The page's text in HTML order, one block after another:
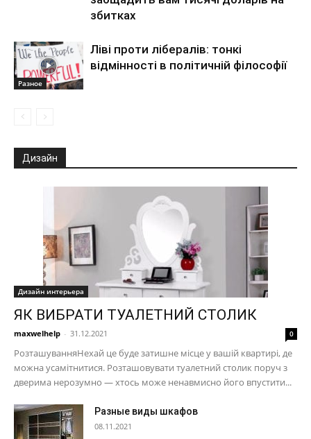
збитках
Разное
Ліві проти лібералів: тонкі
відмінності в політичній філософії
Дизайн
Дизайн интерьера
ЯК ВИБРАТИ ТУАЛЕТНИЙ СТОЛИК
maxwelhelp - 31.12.2021 0
РозташуванняНехай це буде затишне місце у вашій квартирі, де
можна усамітнитися. Розташовувати туалетний столик поруч з
дверима нерозумно — хтось може ненавмисно його впустити...
Разные виды шкафов
08.11.2021